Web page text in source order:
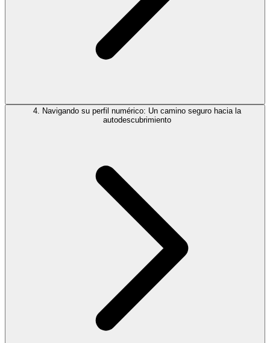
4. Navigando su perfil numérico: Un camino seguro hacia la
autodescubrimiento